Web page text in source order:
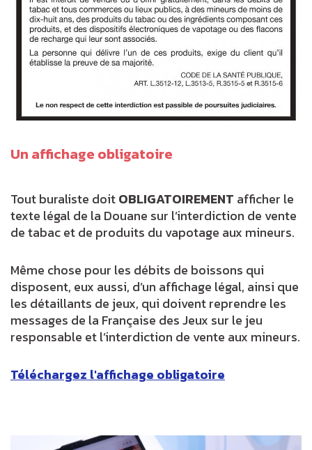
Un affichage obligatoire
Tout buraliste doitOBLIGATOIREMENT afficher le
texte légal de la Douane sur l’interdiction de vente
de tabac et de produits du vapotage aux mineurs.
Même chose pour les débits de boissons qui
disposent, eux aussi, d’un affichage légal, ainsi que
les détaillants de jeux, qui doivent reprendre les
messages de la Française des Jeux sur le jeu
responsable et l’interdiction de vente aux mineurs.
Téléchargez l'affichage obligatoire